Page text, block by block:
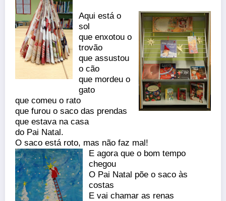
Aqui está o
sol
que enxotou o
trovão
que assustou
o cão
que mordeu o
gato
que comeu o rato
que furou o saco das prendas
que estava na casa
do Pai Natal.
O saco está roto, mas não faz mal!
E agora que o bom tempo
chegou
O Pai Natal põe o saco às
costas
E vai chamar as renas